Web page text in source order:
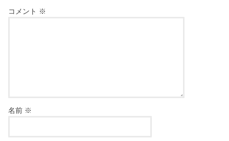
コメント ※
名前 ※